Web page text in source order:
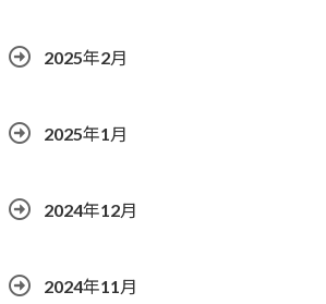
2025年2月
2025年1月
2024年12月
2024年11月